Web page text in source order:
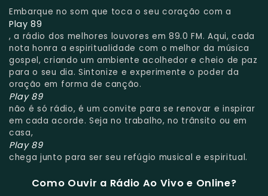
Embarque no som que toca o seu coração com a
Play 89
, a rádio dos melhores louvores em 89.0 FM. Aqui, cada
nota honra a espiritualidade com o melhor da música
gospel, criando um ambiente acolhedor e cheio de paz
para o seu dia. Sintonize e experimente o poder da
oração em forma de canção.
Play 89
não é só rádio, é um convite para se renovar e inspirar
em cada acorde. Seja no trabalho, no trânsito ou em
casa,
Play 89
chega junto para ser seu refúgio musical e espiritual.
Como Ouvir a Rádio Ao Vivo e Online?